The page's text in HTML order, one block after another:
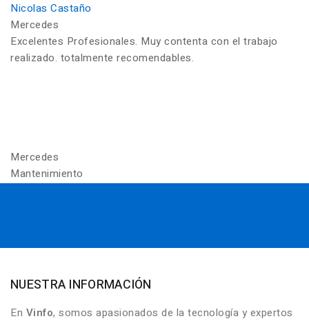
Nicolas Castaño
Mercedes
Excelentes Profesionales. Muy contenta con el trabajo
realizado. totalmente recomendables.
Mercedes
Mantenimiento
NUESTRA INFORMACIÓN
En Vinfo, somos apasionados de la tecnología y expertos